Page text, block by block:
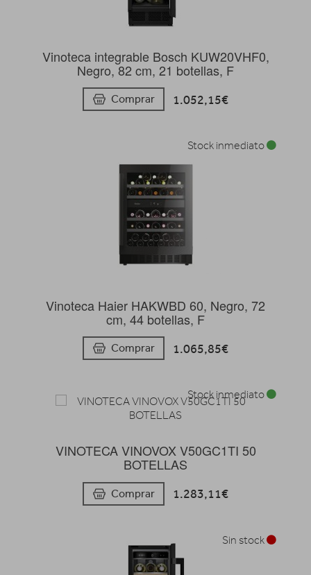
Vinoteca integrable Bosch KUW20VHF0,
Negro, 82 cm, 21 botellas, F
Comprar 1.052,15€
Vinoteca Haier HAKWBD 60, Negro, 72
cm, 44 botellas, F
Comprar 1.065,85€
Stock inmediato
VINOTECA VINOVOX V50GC1TI 50
BOTELLAS
Comprar 1.283,11€
Stock inmediato
Sin stock